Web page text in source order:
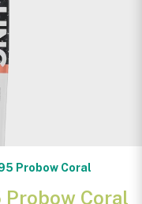
Probow Coral
Coral